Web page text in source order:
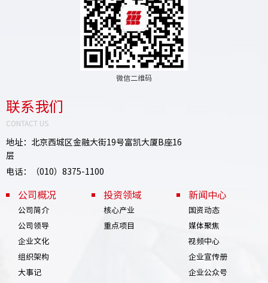
微信二维码
联系我们
CONTACT US
地址：北京西城区金融大街19号富凯大厦B座16
层
电话：（010）8375-1100
公司概况
公司简介
公司领导
企业文化
组织架构
大事记
投资领域
核心产业
重点项目
新闻中心
国资动态
媒体聚焦
视频中心
企业宣传册
企业公众号